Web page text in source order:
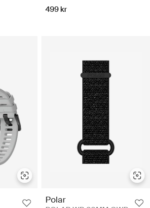
499 kr
Polar